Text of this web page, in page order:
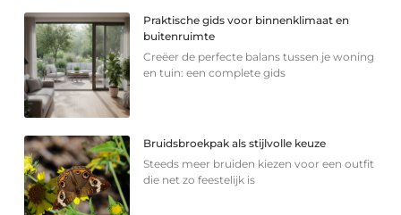
Praktische gids voor binnenklimaat en
buitenruimte
Creëer de perfecte balans tussen je woning
en tuin: een complete gids
Bruidsbroekpak als stijlvolle keuze
Steeds meer bruiden kiezen voor een outfit
die net zo feestelijk is